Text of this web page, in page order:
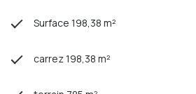
Surface 198,38 m²
carrez 198,38 m²